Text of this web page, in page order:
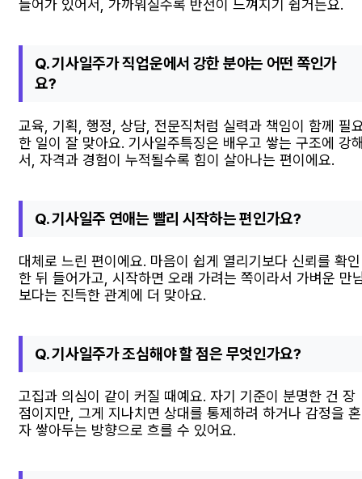
들어가 있어서, 가까워질수록 반전이 느껴지기 쉽거든요.
Q. 기사일주가 직업운에서 강한 분야는 어떤 쪽인가
요?
교육, 기획, 행정, 상담, 전문직처럼 실력과 책임이 함께 필
한 일이 잘 맞아요. 기사일주특징은 배우고 쌓는 구조에 강
서, 자격과 경험이 누적될수록 힘이 살아나는 편이에요.
Q. 기사일주 연애는 빨리 시작하는 편인가요?
대체로 느린 편이에요. 마음이 쉽게 열리기보다 신뢰를 확인
한 뒤 들어가고, 시작하면 오래 가려는 쪽이라서 가벼운 만
보다는 진득한 관계에 더 맞아요.
Q. 기사일주가 조심해야 할 점은 무엇인가요?
고집과 의심이 같이 커질 때예요. 자기 기준이 분명한 건 장
점이지만, 그게 지나치면 상대를 통제하려 하거나 감정을 혼
자 쌓아두는 방향으로 흐를 수 있어요.